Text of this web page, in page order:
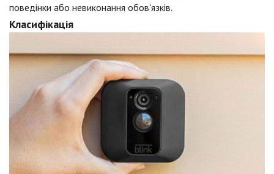
поведінки або невиконання обов'язків.
Класифікація